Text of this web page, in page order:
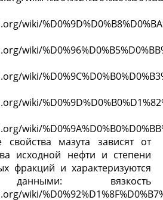
wiki/
wiki/
wiki/
wiki/
wiki/
свойства мазута зависят от
исходной нефти и степени
фракций и характеризуются
вязкость
wiki/